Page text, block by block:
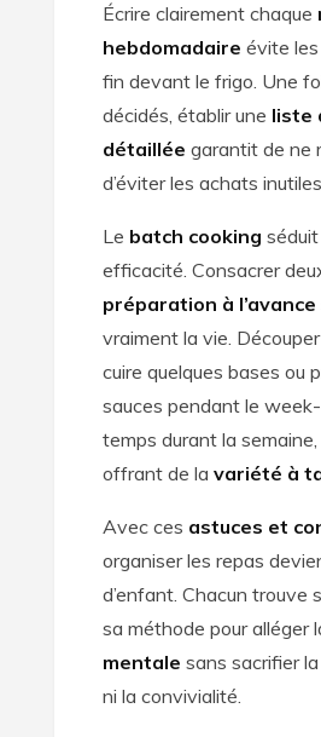
Écrire clairement chaque
hebdomadaire évite
fin devant le frigo. Une
décidés, établir une liste
détaillée garantit de ne
d’éviter les achats
Le batch cooking
efficacité. Consacrer
préparation à l’avance
vraiment la vie.
cuire quelques bases ou
sauces pendant le
temps durant la
offrant de la variété à
Avec ces astuces et
organiser les repas
d’enfant. Chacun trouve
sa méthode pour alléger
mentale sans sacrifier
ni la convivialité.